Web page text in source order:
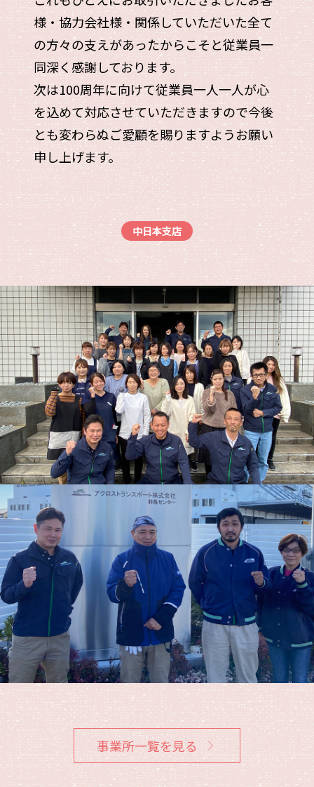
様・協力会社様・関係していただいた全て
の方々の支えがあったからこそと従業員一
同深く感謝しております。
次は100周年に向けて従業員一人一人が心
を込めて対応させていただきますので今後
とも変わらぬご愛顧を賜りますようお願い
申し上げます。
中日本支店
事業所一覧を見る